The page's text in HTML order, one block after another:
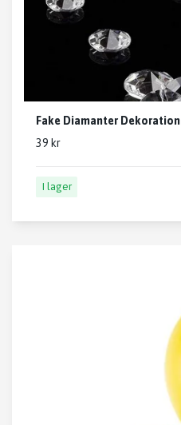
Fake Diamanter Dekoration
39 kr
I lager